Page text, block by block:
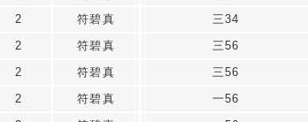
2 符碧真
三34
2 符碧真
三56
2 符碧真
三56
2 符碧真
一56